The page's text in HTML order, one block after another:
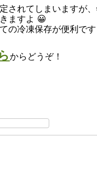
されてしまいますが
ますよ 😀
の冷凍保存が便利で
からどうぞ！